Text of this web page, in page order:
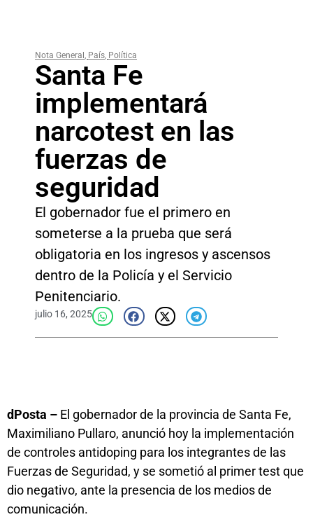
Nota General , País, Política
Santa Fe
implementará
narcotest en las
fuerzas de
seguridad
El gobernador fue el primero en
someterse a la prueba que será
obligatoria en los ingresos y ascensos
dentro de la Policía y el Servicio
Penitenciario.
julio 16, 2025
dPosta – El gobernador de la provincia de Santa Fe,
Maximiliano Pullaro, anunció hoy la implementación
de controles antidoping para los integrantes de las
Fuerzas de Seguridad, y se sometió al primer test que
dio negativo, ante la presencia de los medios de
comunicación.